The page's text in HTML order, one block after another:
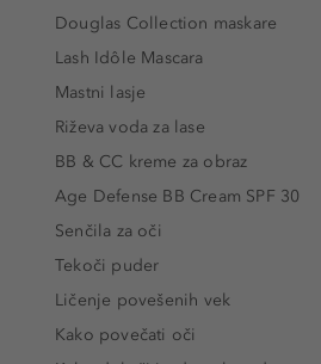
Douglas Collection maskare
Lash Idôle Mascara
Mastni lasje
Riževa voda za lase
BB & CC kreme za obraz
Age Defense BB Cream SPF 30
Senčila za oči
Tekoči puder
Ličenje povešenih vek
Kako povečati oči